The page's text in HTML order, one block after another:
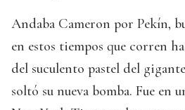
Andaba Cameron por Pekín,
en estos tiempos que corren
del suculento pastel del
soltó su nueva bomba. Fue en